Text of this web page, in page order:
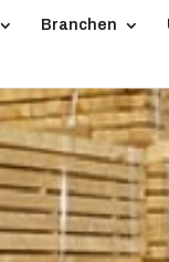
Branchen